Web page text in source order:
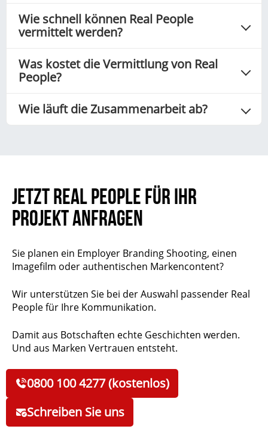
Wie schnell können Real People
vermittelt werden?
Was kostet die Vermittlung von Real
People?
Wie läuft die Zusammenarbeit ab?
JETZT REAL PEOPLE FÜR IHR
PROJEKT ANFRAGEN
Sie planen ein Employer Branding Shooting, einen
Imagefilm oder authentischen Markencontent?
Wir unterstützen Sie bei der Auswahl passender Real
People für Ihre Kommunikation.
Damit aus Botschaften echte Geschichten werden.
Und aus Marken Vertrauen entsteht.
0800 100 4277 (kostenlos)
Schreiben Sie uns